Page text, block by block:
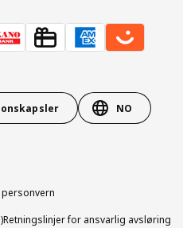
NO
Retningslinjer for ansvarlig avsløring